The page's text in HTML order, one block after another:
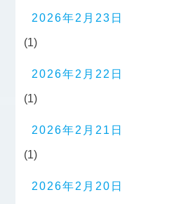
2026年2月23日
(1)
2026年2月22日
(1)
2026年2月21日
(1)
2026年2月20日